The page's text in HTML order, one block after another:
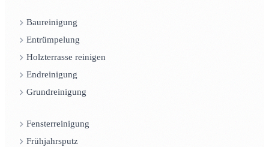
Baureinigung
Entrümpelung
Holzterrasse reinigen
Endreinigung
Grundreinigung
Fensterreinigung
Frühjahrsputz